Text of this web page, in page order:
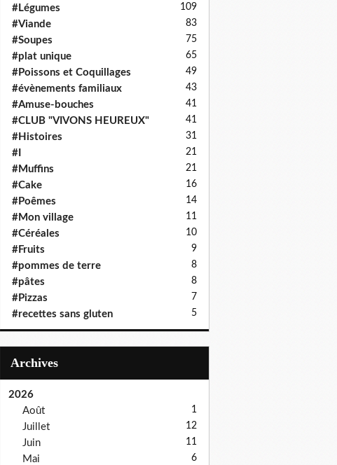
#Légumes 109
#Viande 83
#Soupes 75
#plat unique 65
#Poissons et Coquillages 49
#évènements familiaux 43
#Amuse-bouches 41
#CLUB "VIVONS HEUREUX" 41
#Histoires 31
#I 21
#Muffins 21
#Cake 16
#Poêmes 14
#Mon village 11
#Céréales 10
#Fruits 9
#pommes de terre 8
#pâtes 8
#Pizzas 7
#recettes sans gluten 5
Archives
2026
Août
1
Juillet 12
Juin 11
Mai 6